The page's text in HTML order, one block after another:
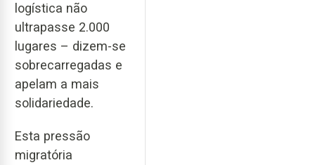
logística não
ultrapasse 2.000
lugares – dizem-se
sobrecarregadas e
apelam a mais
solidariedade.
Esta pressão
migratória